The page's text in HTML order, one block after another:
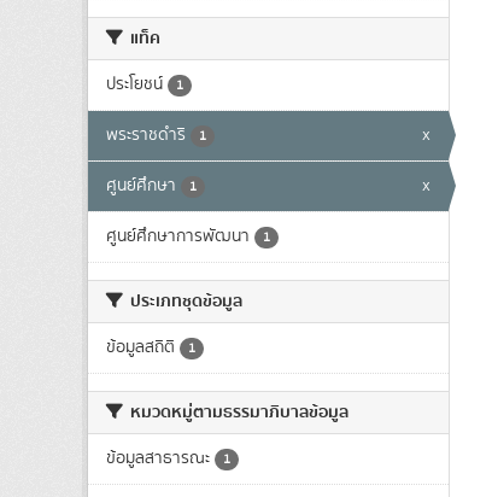
แท็ค
ประโยชน์ 1
พระราชดำริ 1 x
ศูนย์ศึกษา 1 x
ศูนย์ศึกษาการพัฒนา 1
ประเภทชุดข้อมูล
ข้อมูลสถิติ 1
หมวดหมู่ตามธรรมาภิบาลข้อมูล
ข้อมูลสาธารณะ 1